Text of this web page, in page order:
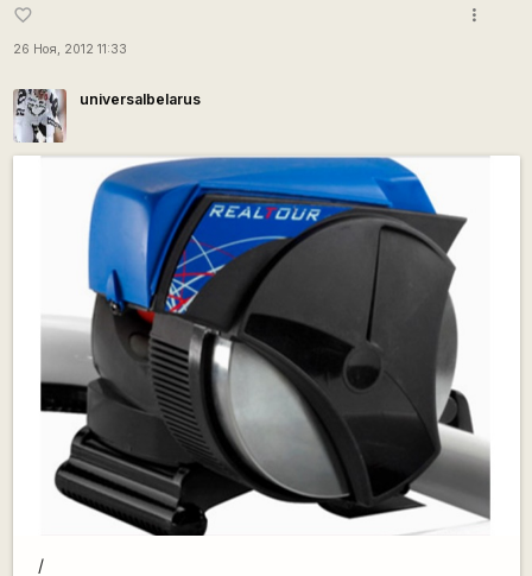
favorite_border
26 Ноя, 2012 11:33
more_vert
universalbelarus
/